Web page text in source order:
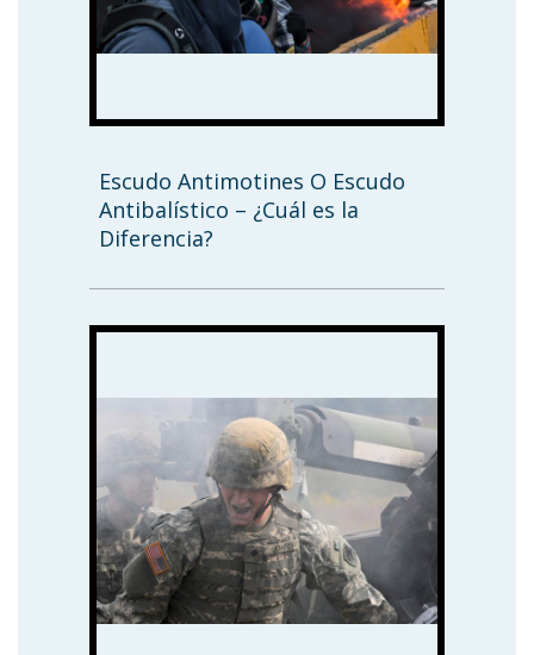
Escudo Antimotines O Escudo
Antibalístico – ¿Cuál es la
Diferencia?